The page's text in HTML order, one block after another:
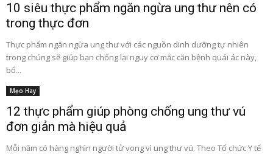
10 siêu thực phẩm ngăn ngừa ung thư nên có
trong thực đơn
Thực phẩm ngăn ngừa ung thư với các nguồn dinh dưỡng tự nhiên
trong chúng sẽ giúp bạn chống lại nguy cơ mắc căn bệnh quái ác này,
bổ...
Mẹo Hay
12 thực phẩm giúp phòng chống ung thư vú
đơn giản mà hiệu quả
Mỗi năm có hàng nghìn người tử vong vì ung thư vú. Theo Tổ chức Y tế